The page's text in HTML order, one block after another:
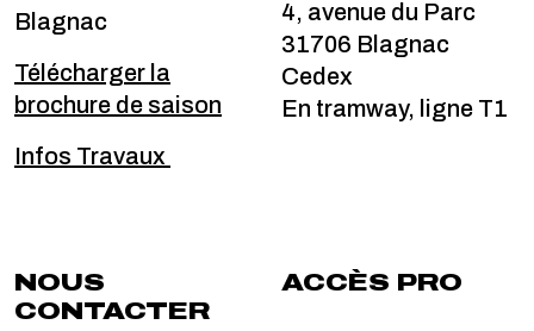
Blagnac
Télécharger la
brochure de saison
Infos Travaux
4, avenue du Parc
31706 Blagnac
Cedex
En tramway, ligne T1
NOUS
CONTACTER
ACCÈS PRO